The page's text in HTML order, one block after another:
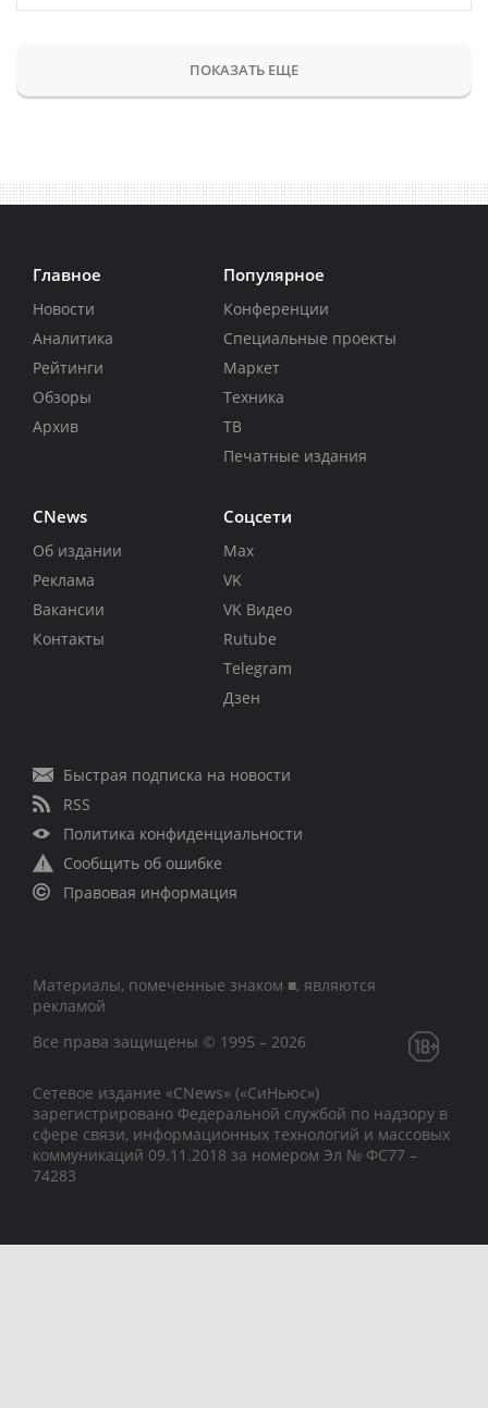
ПОКАЗАТЬ ЕЩЕ
Главное
Новости
Аналитика
Рейтинги
Обзоры
Архив
Популярное
Конференции
Специальные проекты
Маркет
Техника
ТВ
Печатные издания
CNews
Об издании
Реклама
Вакансии
Контакты
Соцсети
Max
VK
VK Видео
Rutube
Telegram
Дзен
Быстрая подписка на новости
RSS
Политика конфиденциальности
Сообщить об ошибке
Правовая информация
Материалы, помеченные знаком ■, являются
рекламой
Все права защищены © 1995 – 2026
Сетевое издание «CNews» («СиНьюс»)
зарегистрировано Федеральной службой по надзору в
сфере связи, информационных технологий и массовых
коммуникаций 09.11.2018 за номером Эл № ФС77 –
74283